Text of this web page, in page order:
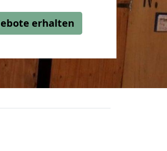
erhalten